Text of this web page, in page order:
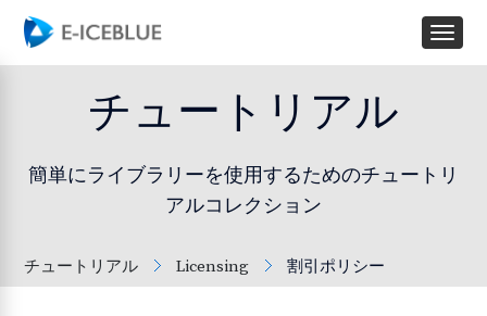
チュートリアル
簡単にライブラリーを使用するためのチュートリ
アルコレクション
チュートリアル Licensing 割引ポリシー